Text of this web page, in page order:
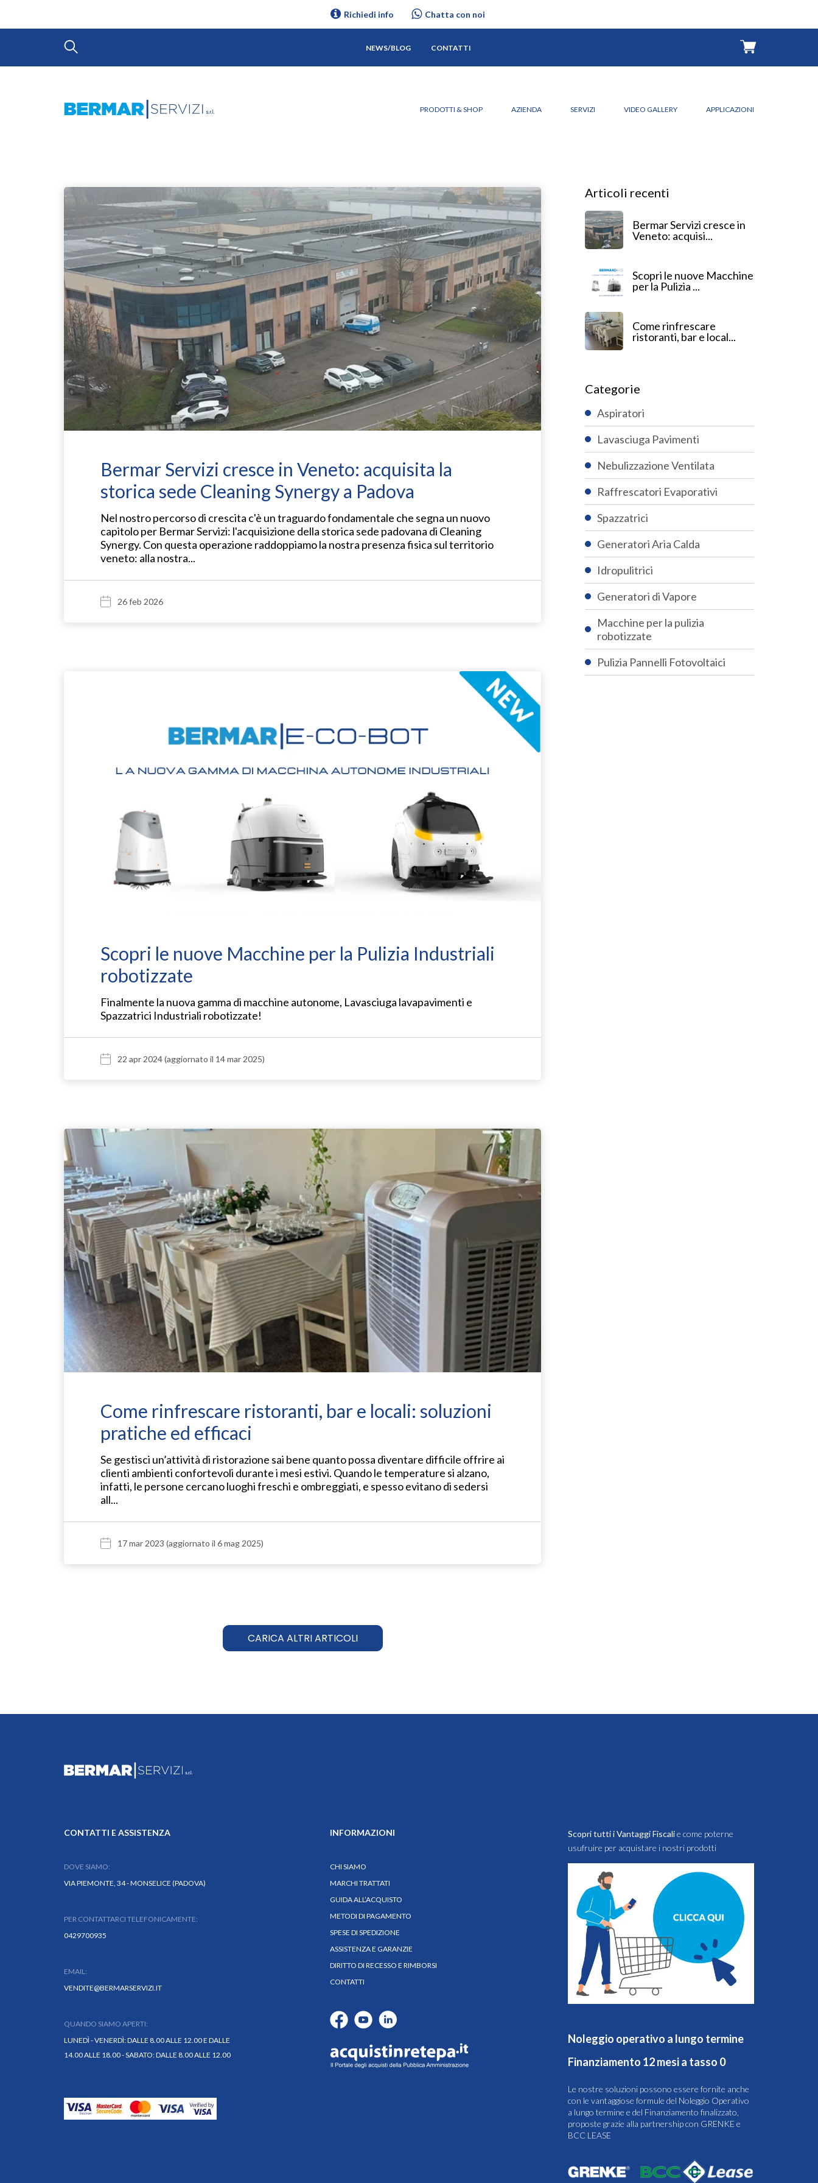
Richiedi info Chatta con noi
NEWS/BLOG CONTATTI
PRODOTTI & SHOP AZIENDA SERVIZI VIDEO GALLERY APPLICAZIONI
Bermar Servizi cresce in Veneto: acquisita la
storica sede Cleaning Synergy a Padova
Nel nostro percorso di crescita c'è un traguardo fondamentale che segna un nuovo
capitolo per Bermar Servizi: l'acquisizione della storica sede padovana di Cleaning
Synergy. Con questa operazione raddoppiamo la nostra presenza fisica sul territorio
veneto: alla nostra...
26 feb 2026
Scopri le nuove Macchine per la Pulizia Industriali
robotizzate
Finalmente la nuova gamma di macchine autonome, Lavasciuga lavapavimenti e
Spazzatrici Industriali robotizzate!
22 apr 2024(aggiornato il 14 mar 2025)
Come rinfrescare ristoranti, bar e locali: soluzioni
pratiche ed efficaci
Se gestisci un’attività di ristorazione sai bene quanto possa diventare difficile offrire ai
clienti ambienti confortevoli durante i mesi estivi. Quando le temperature si alzano,
infatti, le persone cercano luoghi freschi e ombreggiati, e spesso evitano di sedersi
all...
17 mar 2023 (aggiornato il 6 mag 2025)
CARICA ALTRI ARTICOLI
Articoli recenti
Bermar Servizi cresce in
Veneto: acquisi...
Scopri le nuove Macchine
per la Pulizia ...
Come rinfrescare
ristoranti, bar e local...
Categorie
Aspiratori
Lavasciuga Pavimenti
Nebulizzazione Ventilata
Raffrescatori Evaporativi
Spazzatrici
Generatori Aria Calda
Idropulitrici
Generatori di Vapore
Macchine per la pulizia
robotizzate
Pulizia Pannelli Fotovoltaici
CONTATTI E ASSISTENZA
DOVE SIAMO:
VIA PIEMONTE, 34 - MONSELICE (PADOVA)
PER CONTATTARCI TELEFONICAMENTE:
0429700935
EMAIL:
VENDITE@BERMARSERVIZI.IT
QUANDO SIAMO APERTI:
LUNEDÌ - VENERDÌ: DALLE 8.00 ALLE 12.00 E DALLE
14.00 ALLE 18.00 - SABATO: DALLE 8.00 ALLE 12.00
INFORMAZIONI
CHI SIAMO
MARCHI TRATTATI
GUIDA ALL’ACQUISTO
METODI DI PAGAMENTO
SPESE DI SPEDIZIONE
ASSISTENZA E GARANZIE
DIRITTO DI RECESSO E RIMBORSI
CONTATTI
Scopri tutti i Vantaggi Fiscalie come poterne
usufruire per acquistare i nostri prodotti
Noleggio operativo a lungo termine
Finanziamento 12 mesi a tasso 0
Le nostre soluzioni possono essere fornite anche
con le vantaggiose formule del Noleggio Operativo
a lungo termine e del Finanziamento finalizzato,
proposte grazie alla partnership con GRENKE e
BCC LEASE